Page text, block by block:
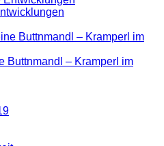
Buttnmandl – Kramperl im